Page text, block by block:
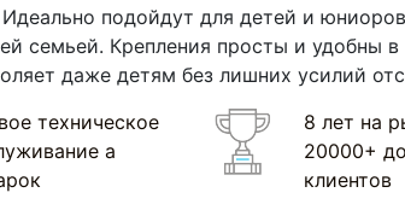
подойдут для детей и
семьей. Крепления просты и удобны
даже детям без лишних усилий
техническое
а
8 лет на
20000+
клиентов